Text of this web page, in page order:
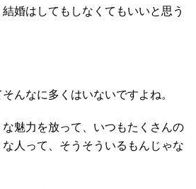
婚はしてもしなくてもいいと思う
んなに多くはいないですよね。
魅力を放って、いつもたくさんの
人って、そうそういるもんじゃな